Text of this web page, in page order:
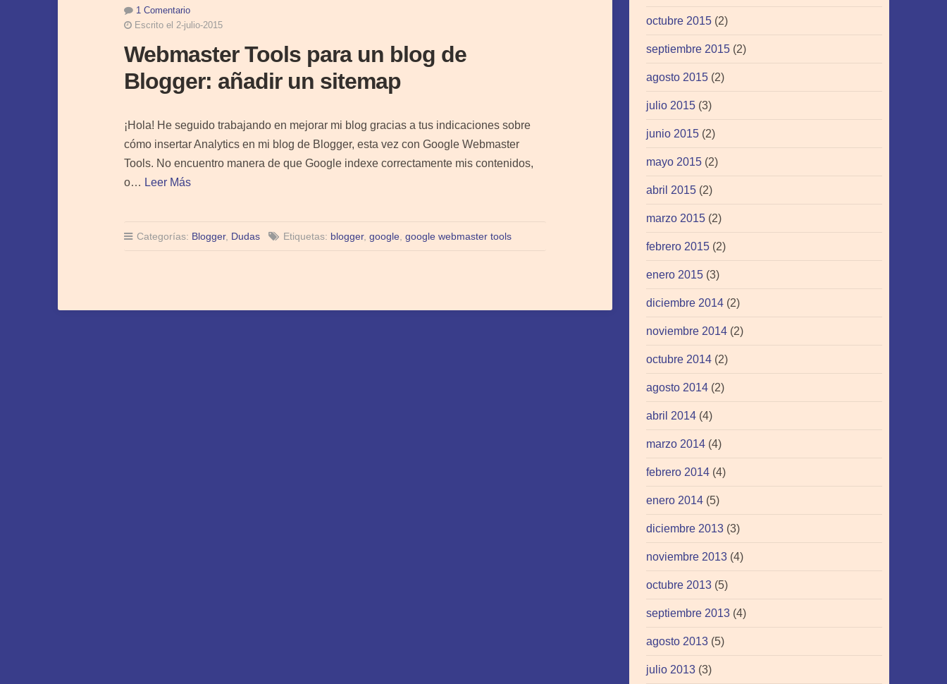
1 Comentario
Escrito el 2-julio-2015
Webmaster Tools para un blog de
Blogger: añadir un sitemap
¡Hola! He seguido trabajando en mejorar mi blog gracias a tus indicaciones sobre
cómo insertar Analytics en mi blog de Blogger, esta vez con Google Webmaster
Tools. No encuentro manera de que Google indexe correctamente mis contenidos,
o… Leer Más
Categorías: Blogger, Dudas Etiquetas: blogger,google,google webmaster tools
octubre 2015 (2)
septiembre 2015 (2)
agosto 2015 (2)
julio 2015 (3)
junio 2015 (2)
mayo 2015 (2)
abril 2015 (2)
marzo 2015 (2)
febrero 2015 (2)
enero 2015 (3)
diciembre 2014 (2)
noviembre 2014 (2)
octubre 2014 (2)
agosto 2014 (2)
abril 2014 (4)
marzo 2014 (4)
febrero 2014 (4)
enero 2014 (5)
diciembre 2013 (3)
noviembre 2013 (4)
octubre 2013 (5)
septiembre 2013 (4)
agosto 2013 (5)
julio 2013 (3)